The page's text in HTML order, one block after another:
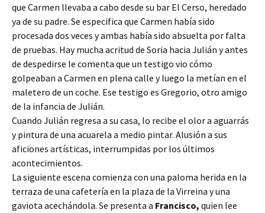
que Carmen llevaba a cabo desde su bar El Cerso, heredado
ya de su padre. Se especifica que Carmen había sido
procesada dos veces y ambas había sido absuelta por falta
de pruebas. Hay mucha acritud de Soria hacia Julián y antes
de despedirse le comenta que un testigo vio cómo
golpeaban a Carmen en plena calle y luego la metían en el
maletero de un coche. Ese testigo es Gregorio, otro amigo
de la infancia de Julián.
Cuando Julián regresa a su casa, lo recibe el olor a aguarrás
y pintura de una acuarela a medio pintar. Alusión a sus
aficiones artísticas, interrumpidas por los últimos
acontecimientos.
La siguiente escena comienza con una paloma herida en la
terraza de una cafetería en la plaza de la Virreina y una
gaviota acechándola. Se presenta a Francisco, quien lee